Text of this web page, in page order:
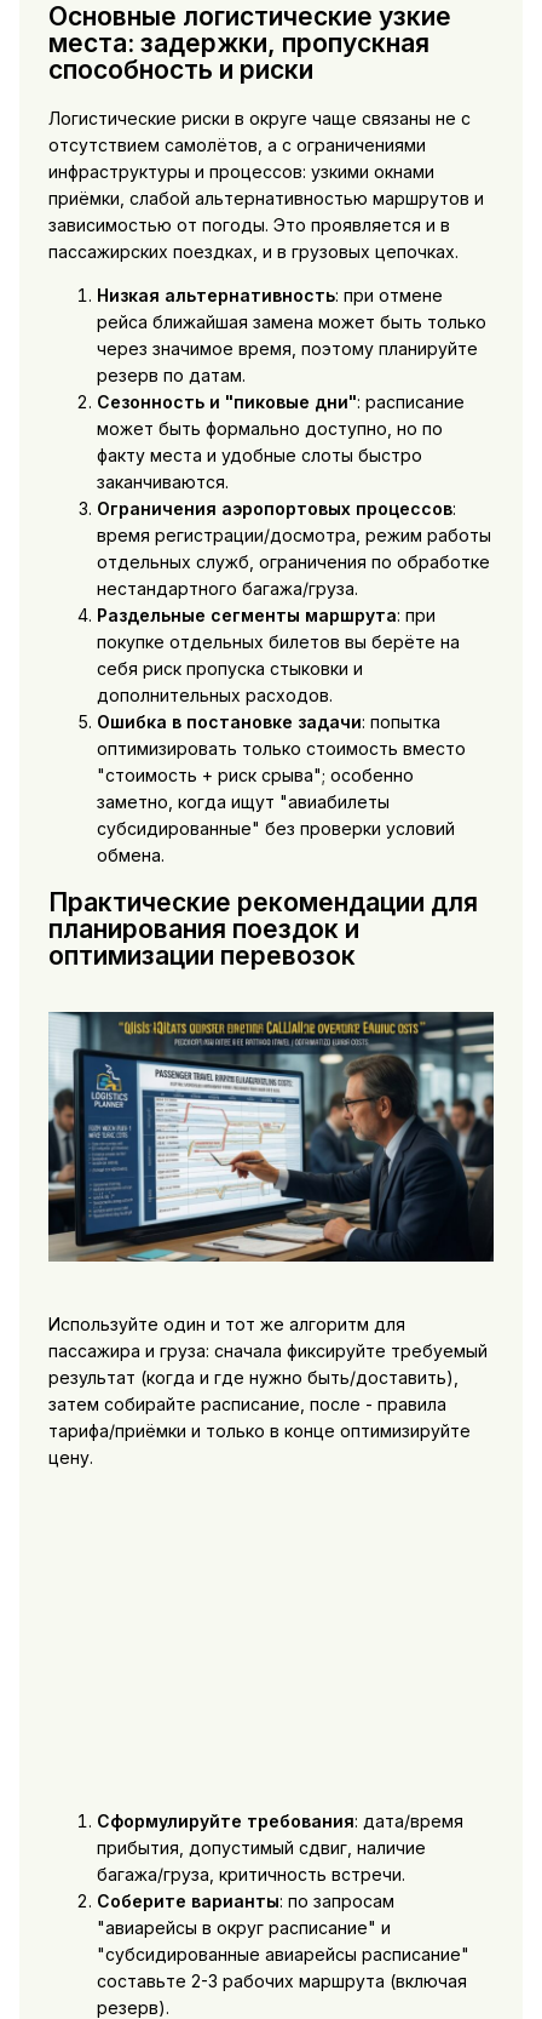
Основные логистические узкие
места: задержки, пропускная
способность и риски
Логистические риски в округе чаще связаны не с
отсутствием самолётов, а с ограничениями
инфраструктуры и процессов: узкими окнами
приёмки, слабой альтернативностью маршрутов и
зависимостью от погоды. Это проявляется и в
пассажирских поездках, и в грузовых цепочках.
Низкая альтернативность: при отмене
рейса ближайшая замена может быть только
через значимое время, поэтому планируйте
резерв по датам.
Сезонность и "пиковые дни": расписание
может быть формально доступно, но по
факту места и удобные слоты быстро
заканчиваются.
Ограничения аэропортовых процессов:
время регистрации/досмотра, режим работы
отдельных служб, ограничения по обработке
нестандартного багажа/груза.
Раздельные сегменты маршрута: при
покупке отдельных билетов вы берёте на
себя риск пропуска стыковки и
дополнительных расходов.
Ошибка в постановке задачи: попытка
оптимизировать только стоимость вместо
"стоимость + риск срыва"; особенно
заметно, когда ищут "авиабилеты
субсидированные" без проверки условий
обмена.
Практические рекомендации для
планирования поездок и
оптимизации перевозок
Используйте один и тот же алгоритм для
пассажира и груза: сначала фиксируйте требуемый
результат (когда и где нужно быть/доставить),
затем собирайте расписание, после - правила
тарифа/приёмки и только в конце оптимизируйте
цену.
Сформулируйте требования: дата/время
прибытия, допустимый сдвиг, наличие
багажа/груза, критичность встречи.
Соберите варианты: по запросам
"авиарейсы в округ расписание" и
"субсидированные авиарейсы расписание"
составьте 2-3 рабочих маршрута (включая
резерв).